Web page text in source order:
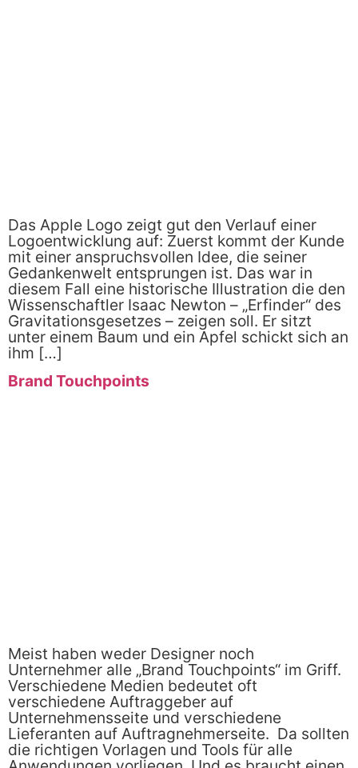
Das Apple Logo zeigt gut den Verlauf einer
Logoentwicklung auf: Zuerst kommt der Kunde
mit einer anspruchsvollen Idee, die seiner
Gedankenwelt entsprungen ist. Das war in
diesem Fall eine historische Illustration die den
Wissenschaftler Isaac Newton – „Erfinder“ des
Gravitationsgesetzes – zeigen soll. Er sitzt
unter einem Baum und ein Apfel schickt sich an
ihm […]
Brand Touchpoints
Meist haben weder Designer noch
Unternehmer alle „Brand Touchpoints“ im Griff.
Verschiedene Medien bedeutet oft
verschiedene Auftraggeber auf
Unternehmensseite und verschiedene
Lieferanten auf Auftragnehmerseite. Da sollten
die richtigen Vorlagen und Tools für alle